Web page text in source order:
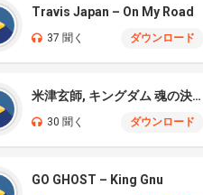
Travis Japan – On My Road
37 聞く ダウンロード
米津玄師, キングダム 魂の決戦 – 公開記念PV
30 聞く ダウンロード
GO GHOST – King Gnu